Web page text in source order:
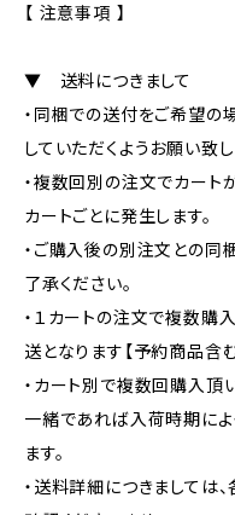
【 注意事項 】
▼ 送料につきまして
・同梱での送付をご希望の
していただくようお願い致し
・複数回別の注文でカート
カートごとに発生します。
・ご購入後の別注文との同
了承ください。
・１カートの注文で複数購
送となります【予約商品含む
・カート別で複数回購入頂
一緒であれば入荷時期によ
ます。
・送料詳細につきましては